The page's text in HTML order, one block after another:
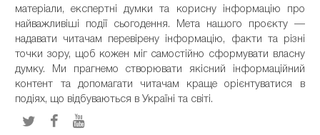
матеріали, експертні думки та корисну інформацію про
найважливіші події сьогодення. Мета нашого проєкту —
надавати читачам перевірену інформацію, факти та різні
точки зору, щоб кожен міг самостійно сформувати власну
думку. Ми прагнемо створювати якісний інформаційний
контент та допомагати читачам краще орієнтуватися в
подіях, що відбуваються в Україні та світі.